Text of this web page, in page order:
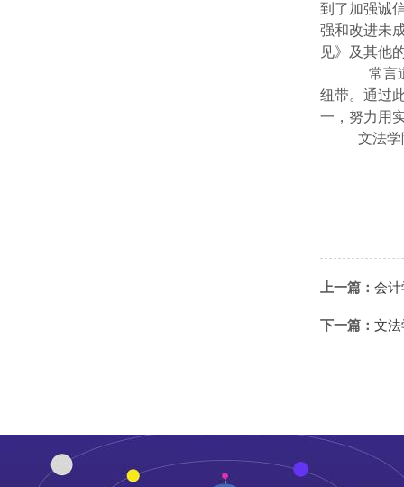
到了加强诚
强和改进未
见》及其他
常言
纽带。通过
一，努力用
文法
上一篇： 会
下一篇： 文